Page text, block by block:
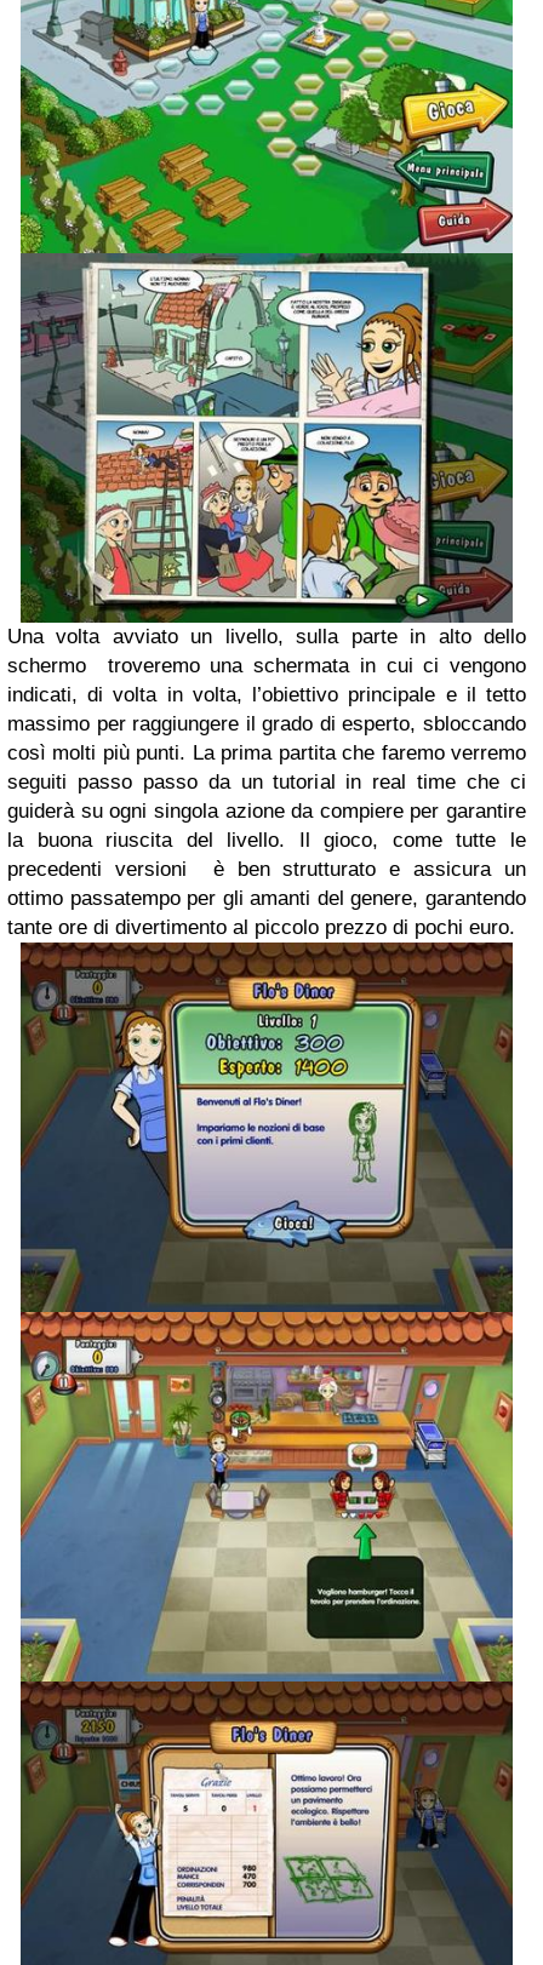
Una volta avviato un livello, sulla parte in alto dello
schermo troveremo una schermata in cui ci vengono
indicati, di volta in volta, l’obiettivo principale e il tetto
massimo per raggiungere il grado di esperto, sbloccando
così molti più punti. La prima partita che faremo verremo
seguiti passo passo da un tutorial in real time che ci
guiderà su ogni singola azione da compiere per garantire
la buona riuscita del livello. Il gioco, come tutte le
precedenti versioni è ben strutturato e assicura un
ottimo passatempo per gli amanti del genere, garantendo
tante ore di divertimento al piccolo prezzo di pochi euro.